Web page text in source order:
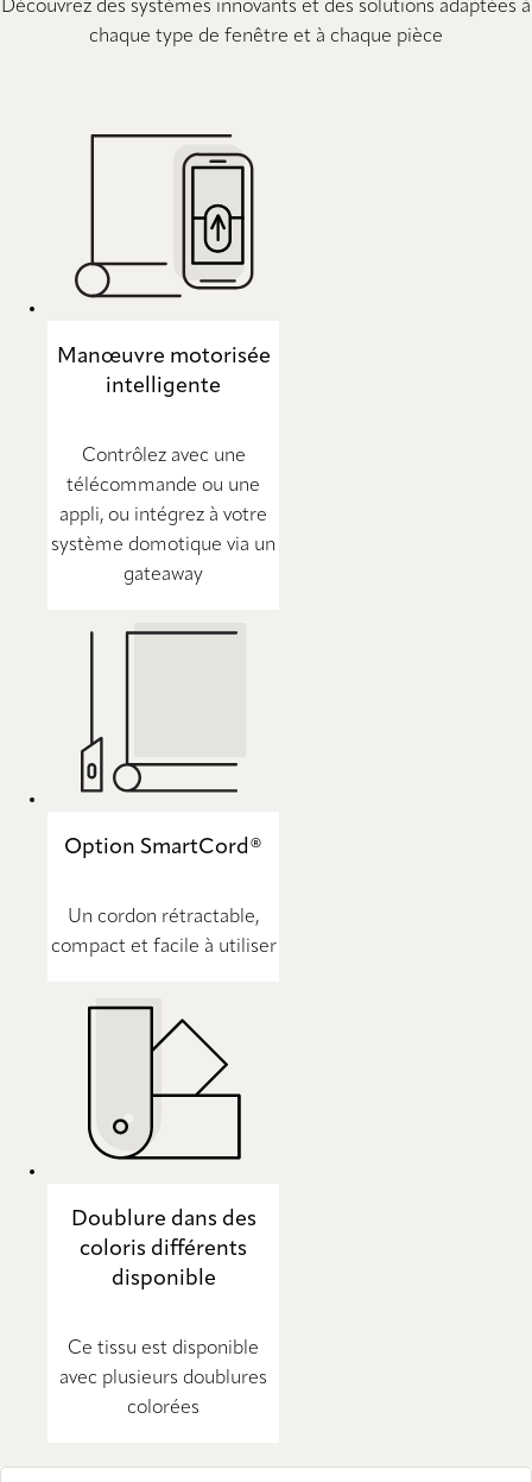
Découvrez des systèmes innovants et des solutions adaptées à
chaque type de fenêtre et à chaque pièce
Manœuvre motorisée
intelligente
Contrôlez avec une
télécommande ou une
appli, ou intégrez à votre
système domotique via un
gateaway
Option SmartCord®
Un cordon rétractable,
compact et facile à utiliser
Doublure dans des
coloris différents
disponible
Ce tissu est disponible
avec plusieurs doublures
colorées